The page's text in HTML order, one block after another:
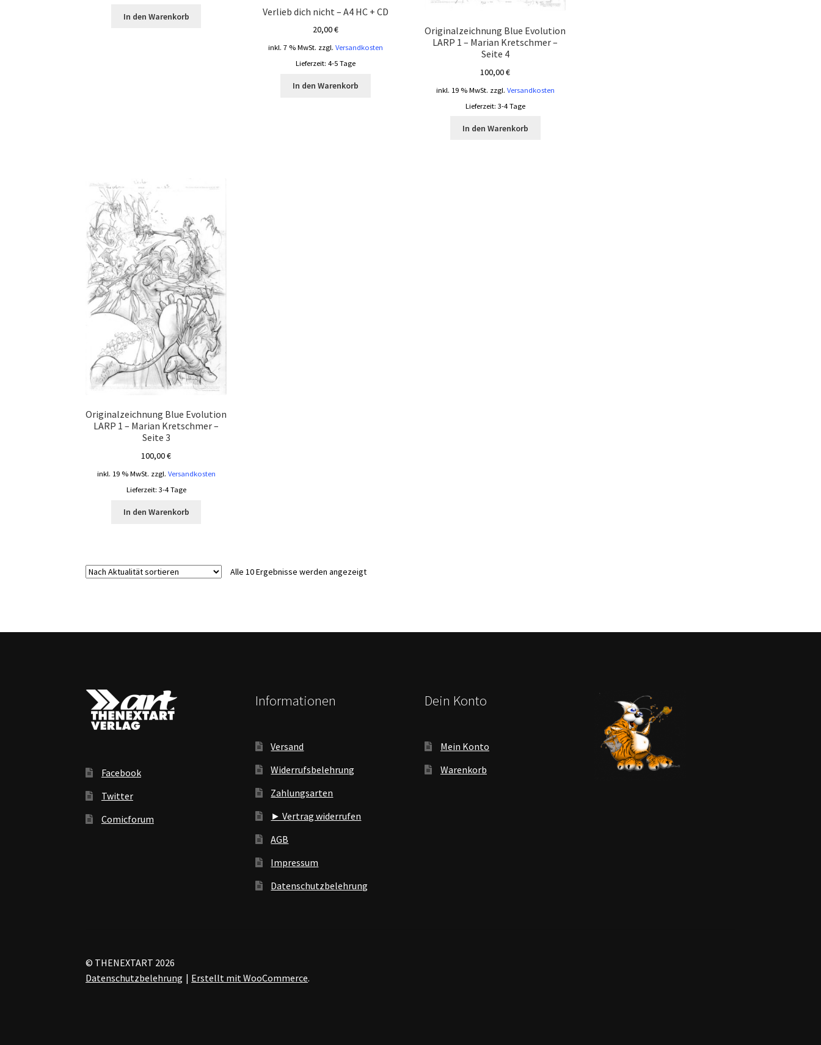
In den Warenkorb Verlieb dich nicht – A4 HC + CD
20,00€
inkl. 7 % MwSt. zzgl.Versandkosten
Lieferzeit:4-5 Tage
In den Warenkorb
Originalzeichnung Blue Evolution
LARP 1 – Marian Kretschmer –
Seite 4
100,00€
inkl. 19 % MwSt. zzgl. Versandkosten
Lieferzeit: 3-4 Tage
In den Warenkorb
Originalzeichnung Blue Evolution
LARP 1 – Marian Kretschmer –
Seite 3
100,00€
inkl. 19 % MwSt. zzgl. Versandkosten
Lieferzeit: 3-4 Tage
In den Warenkorb
Alle 10 Ergebnisse werden angezeigtNach
Facebook
Twitter
Comicforum
Informationen
Versand
Widerrufsbelehrung
Zahlungsarten
► Vertrag widerrufen
AGB
Impressum
Datenschutzbelehrung
Dein Konto
Mein Konto
Warenkorb
© THENEXTART 2026
Datenschutzbelehrung
Erstellt mit WooCommerce.